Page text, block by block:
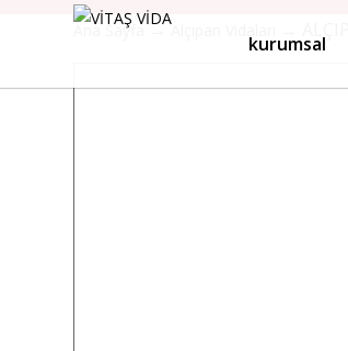
kurumsal
Ana Sayfa→Alçıpan Vidaları